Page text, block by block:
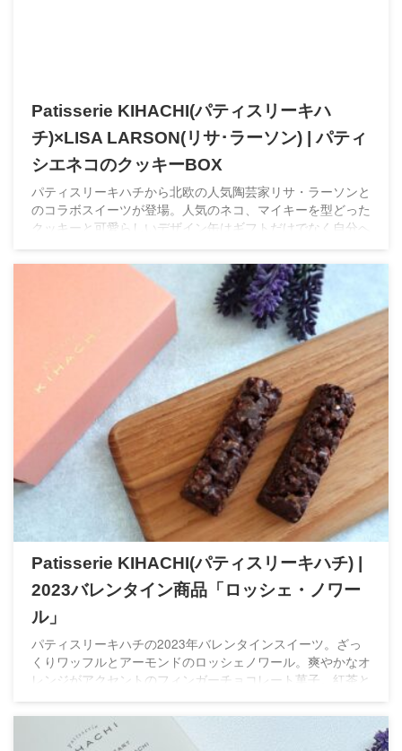
Patisserie KIHACHI(パティスリーキハ
チ)×LISA LARSON(リサ･ラーソン) | パティ
シエネコのクッキーBOX
パティスリーキハチから北欧の人気陶芸家リサ・ラーソンと
のコラボスイーツが登場。人気のネコ、マイキーを型どった
クッキーと可愛らしいデザイン缶はギフトだけでなく自分へ
Patisserie KIHACHI(パティスリーキハチ) |
2023バレンタイン商品「ロッシェ・ノワー
ル」
パティスリーキハチの2023年バレンタインスイーツ。ざっ
くりワッフルとアーモンドのロッシェノワール。爽やかなオ
レンジがアクセントのフィンガーチョコレート菓子。紅茶と